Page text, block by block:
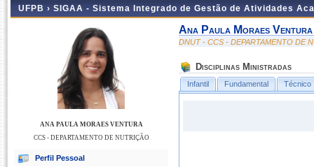
UFPB › SIGAA - Sistema Integrado de Gestão de Atividades
ANA PAULA MORAES VENTURA
CCS - DEPARTAMENTO DE NUTRIÇÃO
Perfil Pessoal
Ana Paula Moraes Ventura
DNUT - CCS - DEPARTAMENTO DE
Disciplinas Ministradas
Infantil Fundamental Técnico